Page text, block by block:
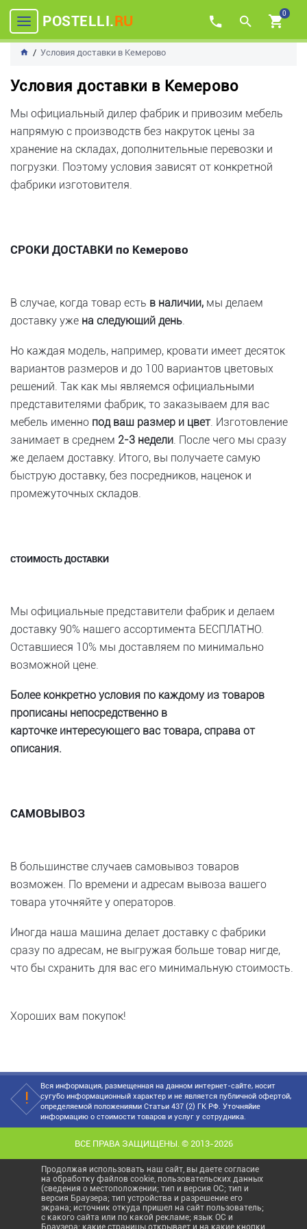
POSTELLI.RU 0
Условия доставки в Кемерово
Условия доставки в Кемерово
Мы официальный дилер фабрик и привозим мебель
напрямую с производств без накруток цены за
хранение на складах, дополнительные перевозки и
погрузки. Поэтому условия зависят от конкретной
фабрики изготовителя.
СРОКИ ДОСТАВКИ по Кемерово
В случае, когда товар есть в наличии, мы делаем
доставку уже на следующий день.
Но каждая модель, например, кровати имеет десяток
вариантов размеров и до 100 вариантов цветовых
решений. Так как мы являемся официальными
представителями фабрик, то заказываем для вас
мебель именно под ваш размер и цвет. Изготовление
занимает в среднем 2-3 недели. После чего мы сразу
же делаем доставку. Итого, вы получаете самую
быструю доставку, без посредников, наценок и
промежуточных складов.
СТОИМОСТЬ ДОСТАВКИ
Мы официальные представители фабрик и делаем
доставку 90% нашего ассортимента БЕСПЛАТНО.
Оставшиеся 10% мы доставляем по минимально
возможной цене.
Более конкретно условия по каждому из товаров
прописаны непосредственно в
карточке интересующего вас товара, справа от
описания.
САМОВЫВОЗ
В большинстве случаев самовывоз товаров
возможен. По времени и адресам вывоза вашего
товара уточняйте у операторов.
Иногда наша машина делает доставку с фабрики
сразу по адресам, не выгружая больше товар нигде,
что бы схранить для вас его минимальную стоимость.
Хороших вам покупок!
Вся информация, размещенная на данном интернет-сайте, носит
сугубо информационный характер и не является публичной офертой,
определяемой положениями Статьи 437 (2) ГК РФ. Уточняйие
информацию о стоимости товаров и услуг у сотрудника.
ВСЕ ПРАВА ЗАЩИЩЕНЫ. © 2013-2026
Продолжая использовать наш сайт, вы даете согласие
на обработку файлов cookie, пользовательских данных
(сведения о местоположении; тип и версия ОС; тип и
версия Браузера; тип устройства и разрешение его
экрана; источник откуда пришел на сайт пользователь;
с какого сайта или по какой рекламе; язык ОС и
Браузера; какие страницы открывает и на какие кнопки